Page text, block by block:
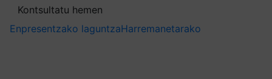
Kontsultatu hemen
Enpresentzako laguntzaHarremanetarako